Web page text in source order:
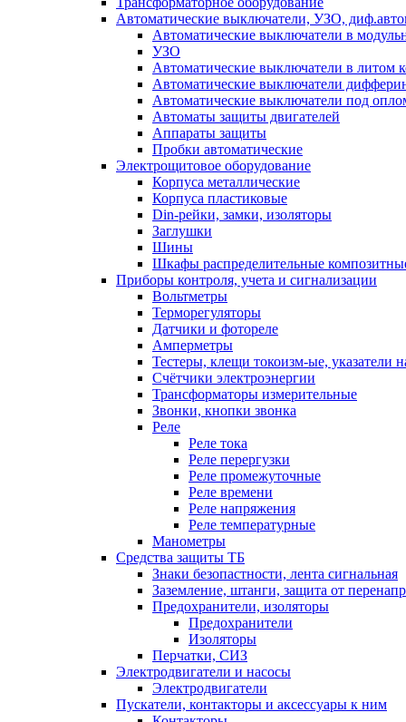
Автоматические выключатели, УЗО,
Автоматические выключатели в
УЗО
Автоматические выключатели в литом
Автоматические выключатели
Автоматические выключатели под
Автоматы защиты двигателей
Аппараты защиты
Пробки автоматические
Электрощитовое оборудование
Корпуса металлические
Корпуса пластиковые
Din-рейки, замки, изоляторы
Заглушки
Шины
Шкафы распределительные
Приборы контроля, учета и сигнализации
Вольтметры
Терморегуляторы
Датчики и фотореле
Амперметры
Тестеры, клещи токоизм-ые, указатели
Счётчики электроэнергии
Трансформаторы измерительные
Звонки, кнопки звонка
Реле
Реле тока
Реле перергузки
Реле промежуточные
Реле времени
Реле напряжения
Реле температурные
Манометры
Средства защиты ТБ
Знаки безопастности, лента сигнальная
Заземление, штанги, защита от
Предохранители, изоляторы
Предохранители
Изоляторы
Перчатки, СИЗ
Электродвигатели и насосы
Электродвигатели
Пускатели, контакторы и аксессуары к ним